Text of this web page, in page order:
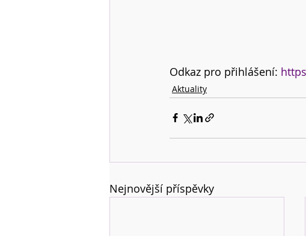
Odkaz pro přihlášení:
Aktuality
Nejnovější příspěvky